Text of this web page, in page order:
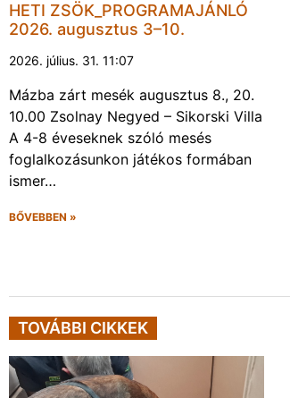
HETI ZSÖK_PROGRAMAJÁNLÓ
2026. augusztus 3–10.
2026. július. 31. 11:07
Mázba zárt mesék augusztus 8., 20.
10.00 Zsolnay Negyed – Sikorski Villa
A 4-8 éveseknek szóló mesés
foglalkozásunkon játékos formában
ismer…
BŐVEBBEN »
TOVÁBBI CIKKEK